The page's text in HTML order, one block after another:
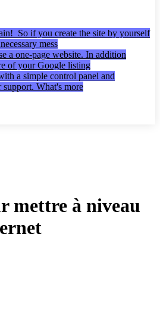
So if you create the site by yourself
mess
a one-page website. In addition
of your Google listing
a simple control panel and
support. What's more
mettre à niveau